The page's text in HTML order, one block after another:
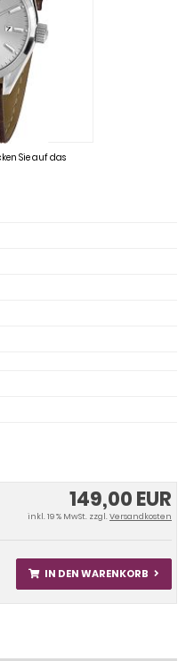
Sie auf das
149,00 EUR
inkl. 19 % MwSt. zzgl.Versandkosten
IN DEN WARENKORB